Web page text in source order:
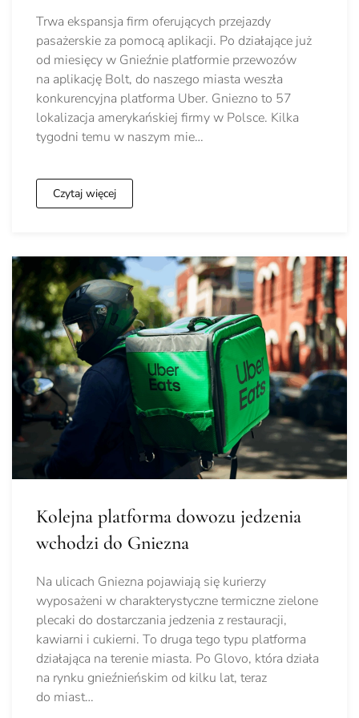
Trwa ekspansja firm oferujących przejazdy
pasażerskie za pomocą aplikacji. Po działające już
od miesięcy w Gnieźnie platformie przewozów
na aplikację Bolt, do naszego miasta weszła
konkurencyjna platforma Uber. Gniezno to 57
lokalizacja amerykańskiej firmy w Polsce. Kilka
tygodni temu w naszym mie…
Czytaj więcej
Kolejna platforma dowozu jedzenia
wchodzi do Gniezna
Na ulicach Gniezna pojawiają się kurierzy
wyposażeni w charakterystyczne termiczne zielone
plecaki do dostarczania jedzenia z restauracji,
kawiarni i cukierni. To druga tego typu platforma
działająca na terenie miasta. Po Glovo, która działa
na rynku gnieźnieńskim od kilku lat, teraz
do miast…